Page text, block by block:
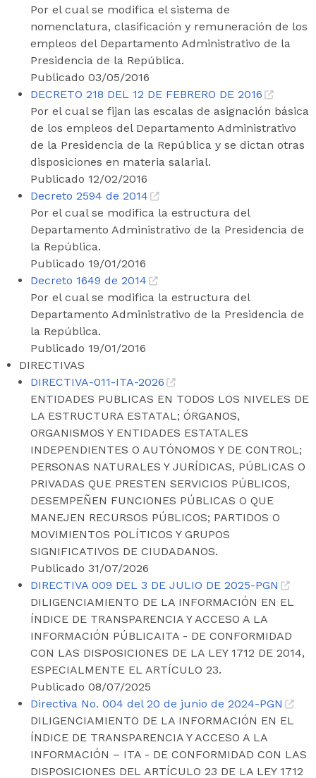
Por el cual se modifica el sistema de
nomenclatura, clasificación y remuneración de los
empleos del Departamento Administrativo de la
Presidencia de la República.
Publicado 03/05/2016
DECRETO 218 DEL 12 DE FEBRERO DE 2016
Por el cual se fijan las escalas de asignación básica
de los empleos del Departamento Administrativo
de la Presidencia de la República y se dictan otras
disposiciones en materia salarial.
Publicado 12/02/2016
Decreto 2594 de 2014
Por el cual se modifica la estructura del
Departamento Administrativo de la Presidencia de
la República.
Publicado 19/01/2016
Decreto 1649 de 2014
Por el cual se modifica la estructura del
Departamento Administrativo de la Presidencia de
la República.
Publicado 19/01/2016
DIRECTIVAS
DIRECTIVA-011-ITA-2026
ENTIDADES PUBLICAS EN TODOS LOS NIVELES DE
LA ESTRUCTURA ESTATAL; ÓRGANOS,
ORGANISMOS Y ENTIDADES ESTATALES
INDEPENDIENTES O AUTÓNOMOS Y DE CONTROL;
PERSONAS NATURALES Y JURÍDICAS, PÚBLICAS O
PRIVADAS QUE PRESTEN SERVICIOS PÚBLICOS,
DESEMPEÑEN FUNCIONES PÚBLICAS O QUE
MANEJEN RECURSOS PÚBLICOS; PARTIDOS O
MOVIMIENTOS POLÍTICOS Y GRUPOS
SIGNIFICATIVOS DE CIUDADANOS.
Publicado 31/07/2026
DIRECTIVA 009 DEL 3 DE JULIO DE 2025-PGN
DILIGENCIAMIENTO DE LA INFORMACIÓN EN EL
ÍNDICE DE TRANSPARENCIA Y ACCESO A LA
INFORMACIÓN PÚBLICAITA - DE CONFORMIDAD
CON LAS DISPOSICIONES DE LA LEY 1712 DE 2014,
ESPECIALMENTE EL ARTÍCULO 23.
Publicado 08/07/2025
Directiva No. 004 del 20 de junio de 2024-PGN
DILIGENCIAMIENTO DE LA INFORMACIÓN EN EL
ÍNDICE DE TRANSPARENCIA Y ACCESO A LA
INFORMACIÓN – ITA - DE CONFORMIDAD CON LAS
DISPOSICIONES DEL ARTÍCULO 23 DE LA LEY 1712